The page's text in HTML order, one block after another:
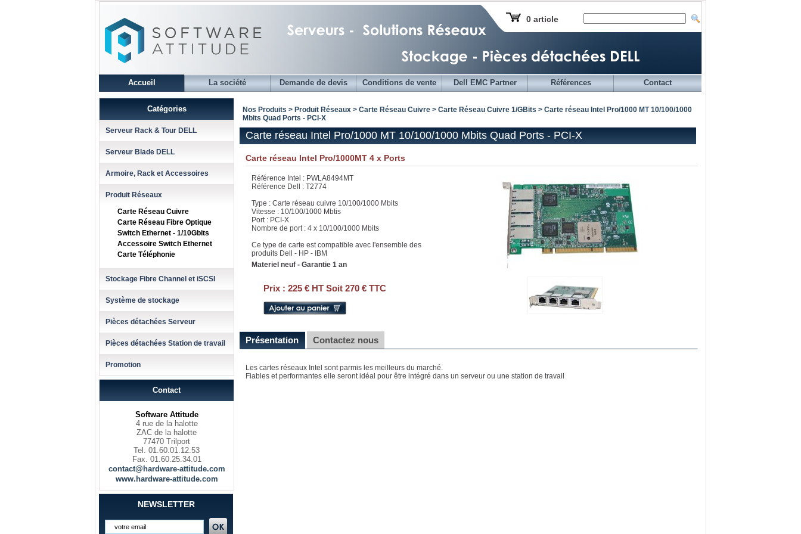
0 article
Accueil La société Demande de devis Conditions de vente Dell EMC Partner Références Contact
Catégories
Serveur Rack & Tour DELL
Serveur Blade DELL
Armoire, Rack et Accessoires
Produit Réseaux
Carte Réseau Cuivre
Carte Réseau Fibre Optique
Switch Ethernet - 1/10Gbits
Accessoire Switch Ethernet
Carte Téléphonie
Stockage Fibre Channel et iSCSI
Système de stockage
Pièces détachées Serveur
Pièces détachées Station de travail
Promotion
Contact
Software Attitude
4 rue de la halotte
ZAC de la halotte
77470 Trilport
Tel. 01.60.01.12.53
Fax. 01.60.25.34.01
contact@hardware-attitude.com
www.hardware-attitude.com
NEWSLETTER
Nos Produits > Produit Réseaux > Carte Réseau Cuivre > Carte Réseau Cuivre 1/GBits > Carte réseau Intel Pro/1000 MT 10/100/1000
Mbits Quad Ports - PCI-X
Carte réseau Intel Pro/1000 MT 10/100/1000 Mbits Quad Ports - PCI-X
Carte réseau Intel Pro/1000MT 4 x Ports
Référence Intel : PWLA8494MT
Référence Dell : T2774
Type : Carte réseau cuivre 10/100/1000 Mbits
Vitesse : 10/100/1000 Mbtis
Port : PCI-X
Nombre de port : 4 x 10/100/1000 Mbits
Ce type de carte est compatible avec l'ensemble des
produits Dell - HP - IBM
Materiel neuf - Garantie 1 an
Prix : 225 € HT Soit 270 € TTC
Présentation Contactez nous
Les cartes réseaux Intel sont parmis les meilleurs du marché.
Fiables et performantes elle seront idéal pour être intégré dans un serveur ou une station de travail